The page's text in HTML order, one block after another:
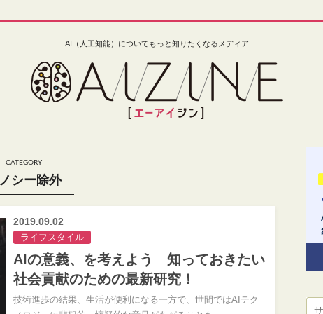
AI（人工知能）についてもっと知りたくなるメディア
シー除外
2019.09.02
ライフスタイル
AIの意義、を考えよう 知っておきたい
社会貢献のための最新研究！
技術進歩の結果、生活が便利になる一方で、世間ではAIテク